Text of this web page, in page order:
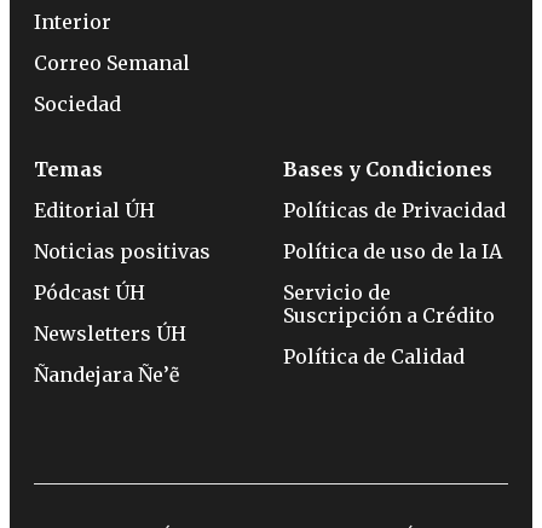
Interior
Correo Semanal
Sociedad
Temas
Editorial ÚH
Noticias positivas
Pódcast ÚH
Newsletters ÚH
Ñandejara Ñe’ẽ
Bases y Condiciones
Políticas de Privacidad
Política de uso de la IA
Servicio de
Suscripción a Crédito
Política de Calidad